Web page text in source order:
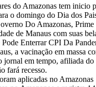
do Amazonas tem inicio
o domingo do Dia dos
Do Amazonas,
de Manaus com suas
Enterrar CPI Da
a vacinação em massa
em tempo, afiliada
fará recesso.
aplicadas no Amazonas